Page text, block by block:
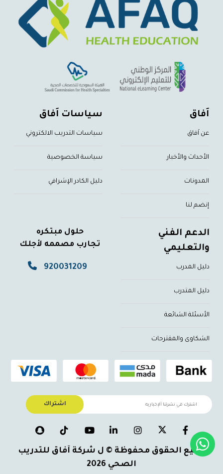
اَفاق
عن اَفاق
الأحداث والأخبار
المدونات
إنضم لنا
سياسات اَفاق
سياسات التدريب الالكتروني
سياسة الخصوصية
دليل الكادر الإشرافي
الدعم الفني
والتعليمي
دليل المدرب
دليل المتدرب
الأسئلة الشائعة
الشكاوى والمقترحات
حلول مبتكره
تجارب مصممه لأجلك
920031209
اشتراك
جميع الحقوق محفوظة © ل شركة آفاق للتدريب
الصحي 2026